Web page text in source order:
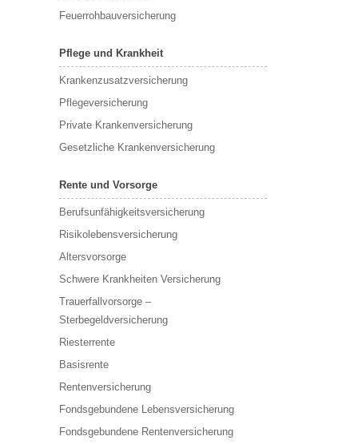
Feuerrohbauversicherung
Pflege und Krankheit
Krankenzusatzversicherung
Pflegeversicherung
Private Krankenversicherung
Gesetzliche Krankenversicherung
Rente und Vorsorge
Berufs­unfähigkeitsversicherung
Risikolebensversicherung
Altersvorsorge
Schwere Krankheiten Versicherung
Trauerfallvorsorge –
Sterbegeldversicherung
Riesterrente
Basisrente
Rentenversicherung
Fondsgebundene Lebensversicherung
Fondsgebundene Rentenversicherung